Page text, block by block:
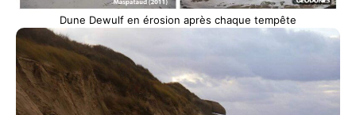
Dune Dewulf en érosion après chaque tempête